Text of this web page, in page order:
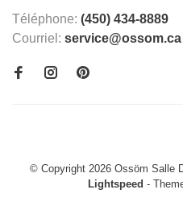
Téléphone: (450) 434-8889
Courriel: service@ossom.ca
© Copyright 2026 Ossöm Salle
Lightspeed -